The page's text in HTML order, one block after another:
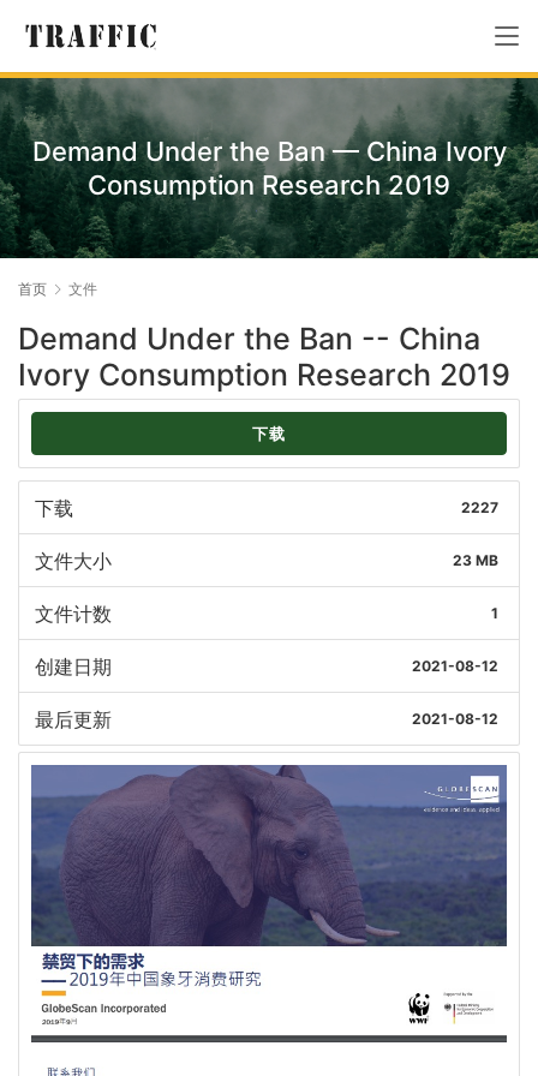
Demand Under the Ban — China Ivory
Consumption Research 2019
首页 文件
Demand Under the Ban -- China
Ivory Consumption Research 2019
下载
下载 2227
文件大小 23 MB
文件计数 1
创建日期 2021-08-12
最后更新 2021-08-12